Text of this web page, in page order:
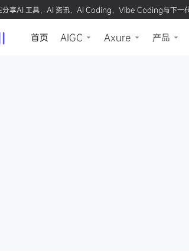
分享AI 工具、AI 资讯、AI Coding、Vibe Coding与下一
首页 AIGC Axure 产品